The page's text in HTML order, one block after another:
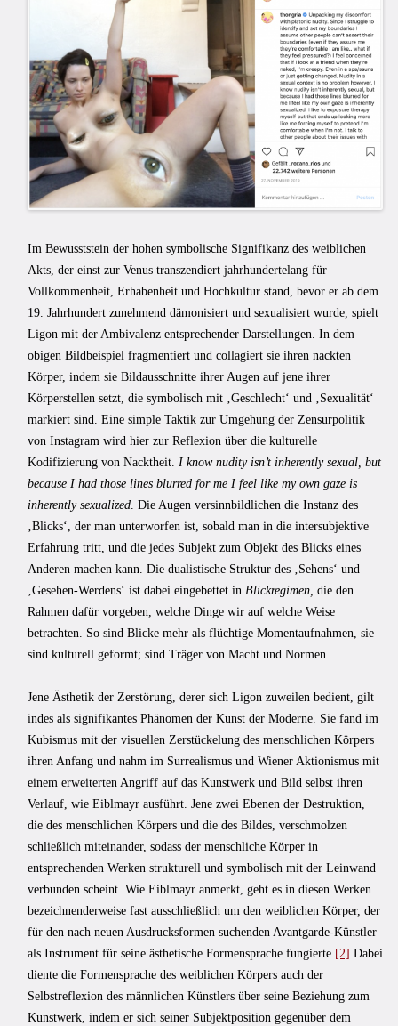
Im Bewusststein der hohen symbolische Signifikanz des weiblichen
Akts, der einst zur Venus transzendiert jahrhundertelang für
Vollkommenheit, Erhabenheit und Hochkultur stand, bevor er ab dem
19. Jahrhundert zunehmend dämonisiert und sexualisiert wurde, spielt
Ligon mit der Ambivalenz entsprechender Darstellungen. In dem
obigen Bildbeispiel fragmentiert und collagiert sie ihren nackten
Körper, indem sie Bildausschnitte ihrer Augen auf jene ihrer
Körperstellen setzt, die symbolisch mit ‚Geschlecht‘ und ‚Sexualität‘
markiert sind. Eine simple Taktik zur Umgehung der Zensurpolitik
von Instagram wird hier zur Reflexion über die kulturelle
Kodifizierung von Nacktheit. I know nudity isn’t inherently sexual, but
because I had those lines blurred for me I feel like my own gaze is
inherently sexualized. Die Augen versinnbildlichen die Instanz des
‚Blicks‘, der man unterworfen ist, sobald man in die intersubjektive
Erfahrung tritt, und die jedes Subjekt zum Objekt des Blicks eines
Anderen machen kann. Die dualistische Struktur des ‚Sehens‘ und
‚Gesehen-Werdens‘ ist dabei eingebettet in Blickregimen, die den
Rahmen dafür vorgeben, welche Dinge wir auf welche Weise
betrachten. So sind Blicke mehr als flüchtige Momentaufnahmen, sie
sind kulturell geformt; sind Träger von Macht und Normen.
Jene Ästhetik der Zerstörung, derer sich Ligon zuweilen bedient, gilt
indes als signifikantes Phänomen der Kunst der Moderne. Sie fand im
Kubismus mit der visuellen Zerstückelung des menschlichen Körpers
ihren Anfang und nahm im Surrealismus und Wiener Aktionismus mit
einem erweiterten Angriff auf das Kunstwerk und Bild selbst ihren
Verlauf, wie Eiblmayr ausführt. Jene zwei Ebenen der Destruktion,
die des menschlichen Körpers und die des Bildes, verschmolzen
schließlich miteinander, sodass der menschliche Körper in
entsprechenden Werken strukturell und symbolisch mit der Leinwand
verbunden scheint. Wie Eiblmayr anmerkt, geht es in diesen Werken
bezeichnenderweise fast ausschließlich um den weiblichen Körper, der
für den nach neuen Ausdrucksformen suchenden Avantgarde-Künstler
als Instrument für seine ästhetische Formensprache fungierte. [2] Dabei
diente die Formensprache des weiblichen Körpers auch der
Selbstreflexion des männlichen Künstlers über seine Beziehung zum
Kunstwerk, indem er sich seiner Subjektposition gegenüber dem